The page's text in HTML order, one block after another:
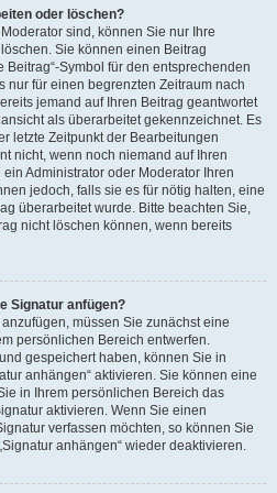
oder löschen?
sind, können Sie nur Ihre
Sie können einen Beitrag
Beitrag“-Symbol für den entsprechenden
nur für einen begrenzten Zeitraum nach
jemand auf Ihren Beitrag geantwortet
als überarbeitet gekennzeichnet. Es
letzte Zeitpunkt der Bearbeitungen
nicht, wenn noch niemand auf Ihren
Administrator oder Moderator Ihren
jedoch, falls sie es für nötig halten, eine
überarbeitet wurde. Bitte beachten Sie,
nicht löschen können, wenn bereits
Signatur anfügen?
müssen Sie zunächst eine
persönlichen Bereich entwerfen.
gespeichert haben, können Sie in
anhängen“ aktivieren. Sie können eine
in Ihrem persönlichen Bereich das
aktivieren. Wenn Sie einen
verfassen möchten, so können Sie
anhängen“ wieder deaktivieren.